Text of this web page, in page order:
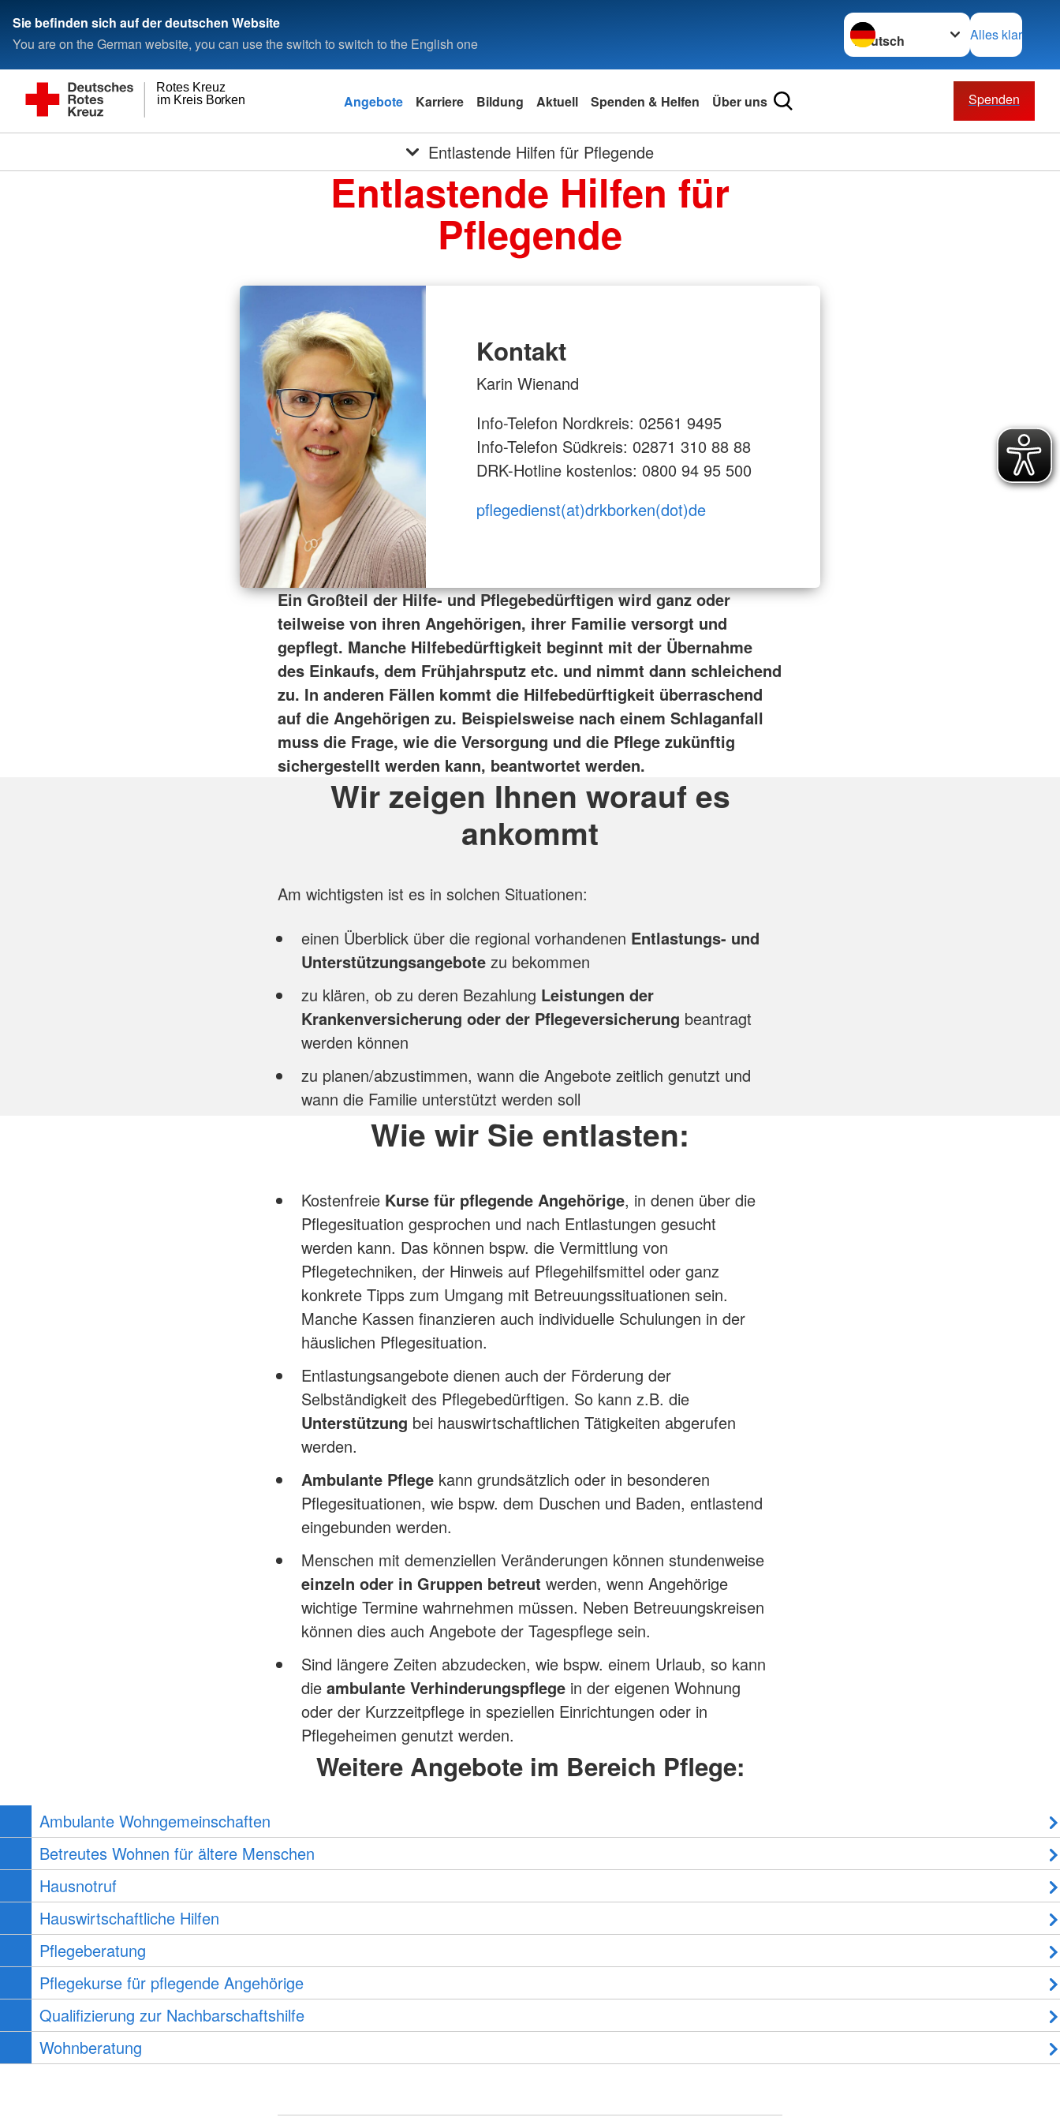
Sie befinden sich auf der deutschen Website
You are on the German website, you can use the switch to switch to the English one
Sprache wechseln zu
Alles klar
im Kreis Borken
Rotes Kreuz
Angebote Karriere Bildung Aktuell Spenden & Helfen Über uns Spenden
Entlastende Hilfen für Pflegende
Entlastende Hilfen für
Pflegende
Kontakt
Karin Wienand
Info-Telefon Nordkreis: 02561 9495
Info-Telefon Südkreis: 02871 310 88 88
DRK-Hotline kostenlos: 0800 94 95 500
pflegedienst(at)drkborken(dot)de
Ein Großteil der Hilfe- und Pflegebedürftigen wird ganz oder
teilweise von ihren Angehörigen, ihrer Familie versorgt und
gepflegt. Manche Hilfebedürftigkeit beginnt mit der Übernahme
des Einkaufs, dem Frühjahrsputz etc. und nimmt dann schleichend
zu. In anderen Fällen kommt die Hilfebedürftigkeit überraschend
auf die Angehörigen zu. Beispielsweise nach einem Schlaganfall
muss die Frage, wie die Versorgung und die Pflege zukünftig
sichergestellt werden kann, beantwortet werden.
Wir zeigen Ihnen worauf es
ankommt
Am wichtigsten ist es in solchen Situationen:
einen Überblick über die regional vorhandenen Entlastungs- und
Unterstützungsangebote zu bekommen
zu klären, ob zu deren Bezahlung Leistungen der
Krankenversicherung oder der Pflegeversicherung beantragt
werden können
zu planen/abzustimmen, wann die Angebote zeitlich genutzt und
wann die Familie unterstützt werden soll
Wie wir Sie entlasten:
Kostenfreie Kurse für pflegende Angehörige, in denen über die
Pflegesituation gesprochen und nach Entlastungen gesucht
werden kann. Das können bspw. die Vermittlung von
Pflegetechniken, der Hinweis auf Pflegehilfsmittel oder ganz
konkrete Tipps zum Umgang mit Betreuungssituationen sein.
Manche Kassen finanzieren auch individuelle Schulungen in der
häuslichen Pflegesituation.
Entlastungsangebote dienen auch der Förderung der
Selbständigkeit des Pflegebedürftigen. So kann z.B. die
Unterstützung bei hauswirtschaftlichen Tätigkeiten abgerufen
werden.
Ambulante Pflege kann grundsätzlich oder in besonderen
Pflegesituationen, wie bspw. dem Duschen und Baden, entlastend
eingebunden werden.
Menschen mit demenziellen Veränderungen können stundenweise
einzeln oder in Gruppen betreut werden, wenn Angehörige
wichtige Termine wahrnehmen müssen. Neben Betreuungskreisen
können dies auch Angebote der Tagespflege sein.
Sind längere Zeiten abzudecken, wie bspw. einem Urlaub, so kann
die ambulante Verhinderungspflege in der eigenen Wohnung
oder der Kurzzeitpflege in speziellen Einrichtungen oder in
Pflegeheimen genutzt werden.
Weitere Angebote im Bereich Pflege:
Ambulante Wohngemeinschaften
Betreutes Wohnen für ältere Menschen
Hausnotruf
Hauswirtschaftliche Hilfen
Pflegeberatung
Pflegekurse für pflegende Angehörige
Qualifizierung zur Nachbarschaftshilfe
Wohnberatung